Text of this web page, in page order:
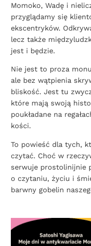
Momoko, Wadę i
przyglądamy się
ekscentryków.
lecz także
jest i będzie.
Nie jest to proza
ale bez wątpienia
bliskość. Jest tu
które mają swoją
poukładane na
kości.
To powieść dla tych,
czytać. Choć w
serwuje prostolinijnie
o czytaniu, życiu i
barwny gobelin